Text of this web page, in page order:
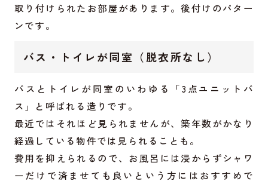
取り付けられたお部屋があります。後付けのパター
ンです。
バス・トイレが同室（脱衣所なし）
バスとトイレが同室のいわゆる「3点ユニットバ
ス」と呼ばれる造りです。
最近ではそれほど見られませんが、築年数がかなり
経過している物件では見られることも。
費用を抑えられるので、お風呂には浸からずシャワ
ーだけで済ませても良いという方にはおすすめで